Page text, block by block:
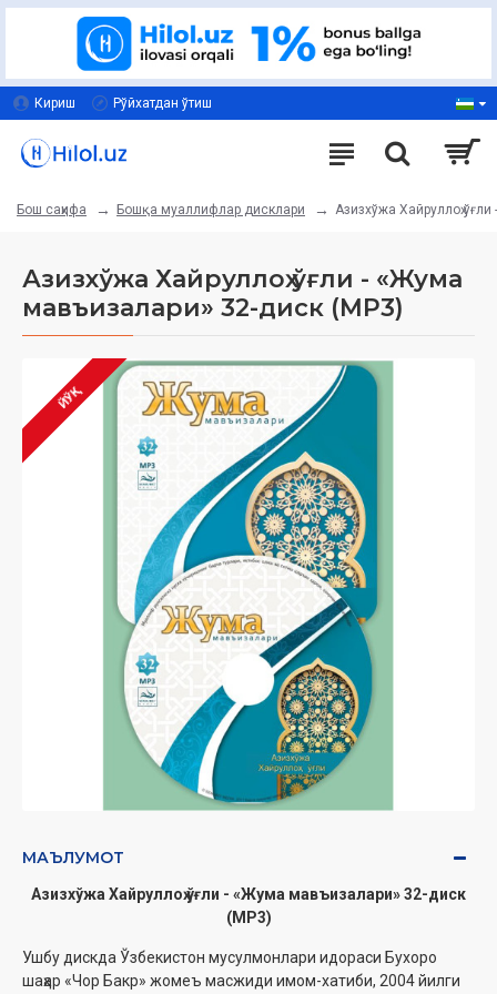
Кириш Рўйхатдан ўтиш
Бош саҳифа Бошқа муаллифлар дисклари Азизхўжа Хайруллоҳ
Азизхўжа Хайруллоҳ ўғли - «Жума
мавъизалари» 32-диск (МР3)
ЙЎҚ
МАЪЛУМОТ
Азизхўжа Хайруллоҳ ўғли - «Жума мавъизалари» 32-диск
(МР3)
Ушбу дискда Ўзбекистон мусулмонлари идораси Бухоро
шаҳар «Чор Бакр» жомеъ масжиди имом-хатиби, 2004 йилги